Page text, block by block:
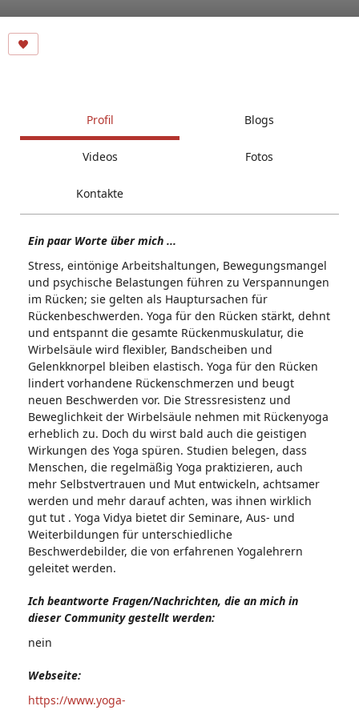
Profil Blogs
Videos Fotos
Kontakte
Ein paar Worte über mich ...
Stress, eintönige Arbeitshaltungen, Bewegungsmangel
und psychische Belastungen führen zu Verspannungen
im Rücken; sie gelten als Hauptursachen für
Rückenbeschwerden. Yoga für den Rücken stärkt, dehnt
und entspannt die gesamte Rückenmuskulatur, die
Wirbelsäule wird flexibler, Bandscheiben und
Gelenkknorpel bleiben elastisch. Yoga für den Rücken
lindert vorhandene Rückenschmerzen und beugt
neuen Beschwerden vor. Die Stressresistenz und
Beweglichkeit der Wirbelsäule nehmen mit Rückenyoga
erheblich zu. Doch du wirst bald auch die geistigen
Wirkungen des Yoga spüren. Studien belegen, dass
Menschen, die regelmäßig Yoga praktizieren, auch
mehr Selbstvertrauen und Mut entwickeln, achtsamer
werden und mehr darauf achten, was ihnen wirklich
gut tut . Yoga Vidya bietet dir Seminare, Aus- und
Weiterbildungen für unterschiedliche
Beschwerdebilder, die von erfahrenen Yogalehrern
geleitet werden.
Ich beantworte Fragen/Nachrichten, die an mich in
dieser Community gestellt werden:
nein
Webseite:
https://www.yoga-